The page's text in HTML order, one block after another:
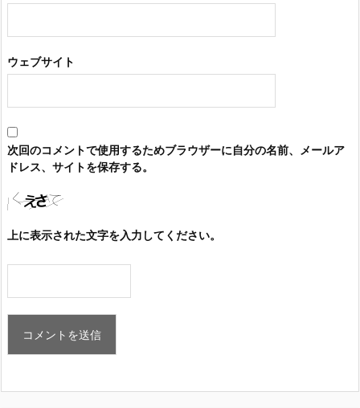
ウェブサイト
次回のコメントで使用するためブラウザーに自分の名前、メールア
ドレス、サイトを保存する。
上に表示された文字を入力してください。